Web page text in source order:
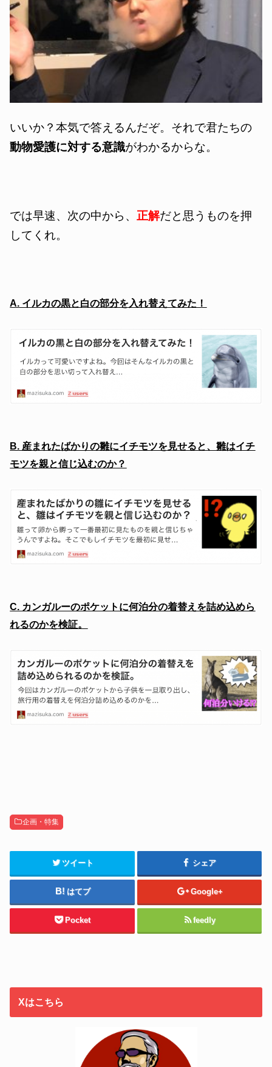
いいか？本気で答えるんだぞ。それで君たちの
動物愛護に対する意識がわかるからな。
では早速、次の中から、 正解だと思うものを押
してくれ。
A. イルカの黒と白の部分を入れ替えてみた！
B. 産まれたばかりの雛にイチモツを見せると、雛はイチ
モツを親と信じ込むのか？
C. カンガルーのポケットに何泊分の着替えを詰め込めら
れるのかを検証。
企画・特集
ツイート シェア
はてブ Google+
Pocket feedly
Xはこちら